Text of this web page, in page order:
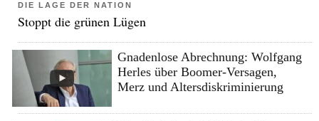
DIE LAGE DER NATION
Stoppt die grünen Lügen
Gnadenlose Abrechnung: Wolfgang
Herles über Boomer-Versagen,
Merz und Altersdiskriminierung